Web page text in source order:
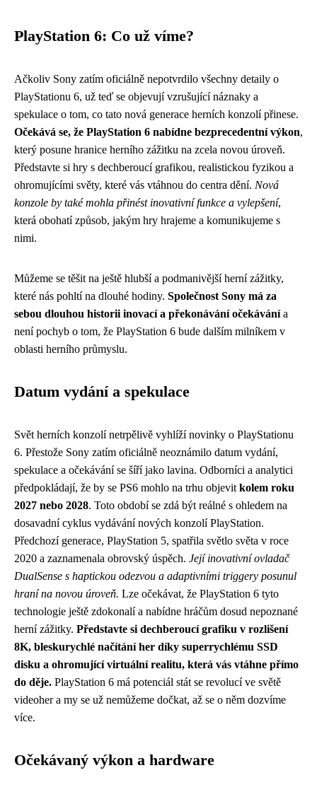
PlayStation 6: Co už víme?
Ačkoliv Sony zatím oficiálně nepotvrdilo všechny detaily o
PlayStationu 6, už teď se objevují vzrušující náznaky a
spekulace o tom, co tato nová generace herních konzolí přinese.
Očekává se, že PlayStation 6 nabídne bezprecedentní výkon,
který posune hranice herního zážitku na zcela novou úroveň.
Představte si hry s dechberoucí grafikou, realistickou fyzikou a
ohromujícími světy, které vás vtáhnou do centra dění. Nová
konzole by také mohla přinést inovativní funkce a vylepšení,
která obohatí způsob, jakým hry hrajeme a komunikujeme s
nimi.
Můžeme se těšit na ještě hlubší a podmanivější herní zážitky,
které nás pohltí na dlouhé hodiny. Společnost Sony má za
sebou dlouhou historii inovací a překonávání očekávánía
není pochyb o tom, že PlayStation 6 bude dalším milníkem v
oblasti herního průmyslu.
Datum vydání a spekulace
Svět herních konzolí netrpělivě vyhlíží novinky o PlayStationu
6. Přestože Sony zatím oficiálně neoznámilo datum vydání,
spekulace a očekávání se šíří jako lavina. Odborníci a analytici
předpokládají, že by se PS6 mohlo na trhu objevit kolem roku
2027 nebo 2028. Toto období se zdá být reálné s ohledem na
dosavadní cyklus vydávání nových konzolí PlayStation.
Předchozí generace, PlayStation 5, spatřila světlo světa v roce
2020 a zaznamenala obrovský úspěch. Její inovativní ovladač
DualSense s haptickou odezvou a adaptivními triggery posunul
hraní na novou úroveň. Lze očekávat, že PlayStation 6 tyto
technologie ještě zdokonalí a nabídne hráčům dosud nepoznané
herní zážitky. Představte si dechberoucí grafiku v rozlišení
8K, bleskurychlé načítání her díky superrychlému SSD
disku a ohromující virtuální realitu, která vás vtáhne přímo
do děje. PlayStation 6 má potenciál stát se revolucí ve světě
videoher a my se už nemůžeme dočkat, až se o něm dozvíme
více.
Očekávaný výkon a hardware